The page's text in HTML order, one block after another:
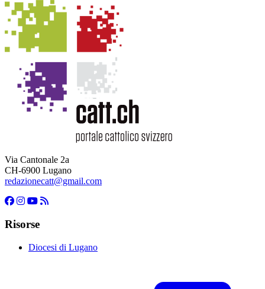
Via Cantonale 2a
CH-6900 Lugano
redazionecatt@gmail.com
Risorse
Diocesi di Lugano